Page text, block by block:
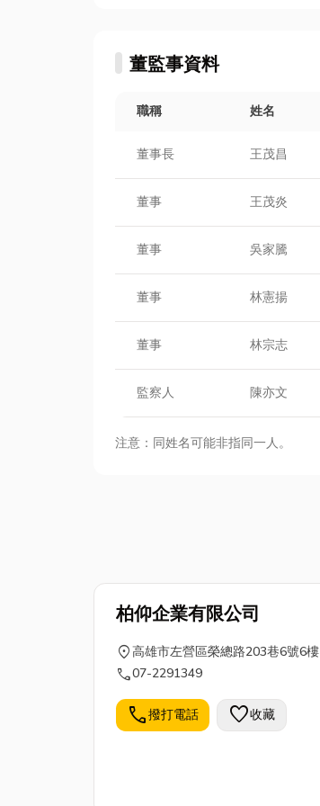
董監事資料
職稱 姓名
董事長 王茂昌
董事 王茂炎
董事 吳家騰
董事 林憲揚
董事 林宗志
監察人 陳亦文
注意：同姓名可能非指同一人。
柏仰企業有限公司
location_on高雄市左營區榮總路203巷6號6樓
call07-2291349
call撥打電話 favorite收藏